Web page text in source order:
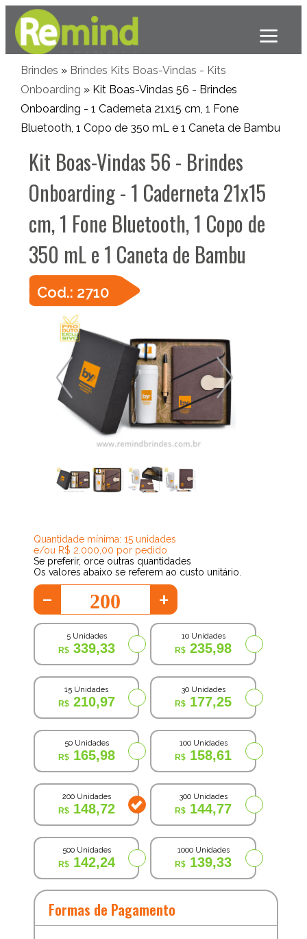
Brindes » Brindes Kits Boas-Vindas - Kits
Onboarding » Kit Boas-Vindas 56 - Brindes
Onboarding - 1 Caderneta 21x15 cm, 1 Fone
Bluetooth, 1 Copo de 350 mL e 1 Caneta de Bambu
Kit Boas-Vindas 56 - Brindes
Onboarding - 1 Caderneta 21x15
cm, 1 Fone Bluetooth, 1 Copo de
350 mL e 1 Caneta de Bambu
Cod.: 2710
Quantidade mínima: 15 unidades
e/ou R$ 2.000,00 por pedido
Se preferir, orce outras quantidades
Os valores abaixo se referem ao custo unitário.
- +
5 Unidades
339,33
10 Unidades
235,98
15 Unidades
210,97
30 Unidades
177,25
50 Unidades
165,98
100 Unidades
158,61
200 Unidades
148,72
300 Unidades
144,77
500 Unidades
142,24
1000 Unidades
139,33
Formas de Pagamento